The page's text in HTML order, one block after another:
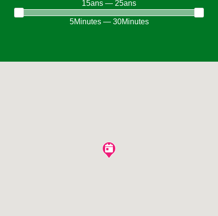
15ans — 25ans
5Minutes — 30Minutes